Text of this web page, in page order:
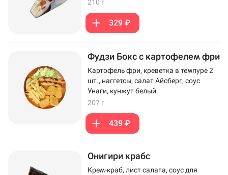
210 г
329 ₽
Фудзи Бокс с картофелем фри
Картофель фри, креветка в темпуре 2
шт., наггетсы, салат Айсберг, соус
Унаги, кунжут белый
207 г
439 ₽
Онигири крабс
Крем-краб, лист салата, соус для